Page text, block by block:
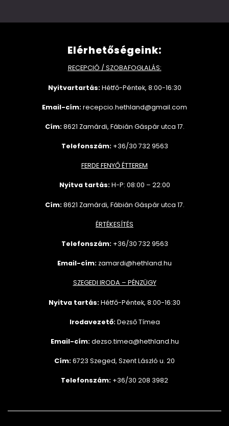
Elérhetőségeink:
RECEPCIÓ / SZOBAFOGLALÁS:
Nyitvartartás:Hétfő-Péntek, 8:00-16:30
Email-cím:recepcio.hethland@gmail.com
Cím:8621 Zamárdi, Fábián Gáspár utca 17.
Telefonszám: +36/30 732 9563
FERDE FENYŐ ÉTTEREM
Nyitva tartás:H-P: 08:00 – 22:00
Cím:8621 Zamárdi, Fábián Gáspár utca 17.
ÉRTÉKESÍTÉS
Telefonszám: +36/30 7329563
Email-cím: zamardi@hethland.hu
SZEGEDI IRODA – PÉNZÜGY
Nyitva tartás:Hétfő-Péntek, 8:00-16:30
Irodavezető:Dezső Tímea
Email-cím: dezso.timea@hethland.hu
Cím:6723 Szeged, Szent László u. 20
Telefonszám: +36/30 208 3982